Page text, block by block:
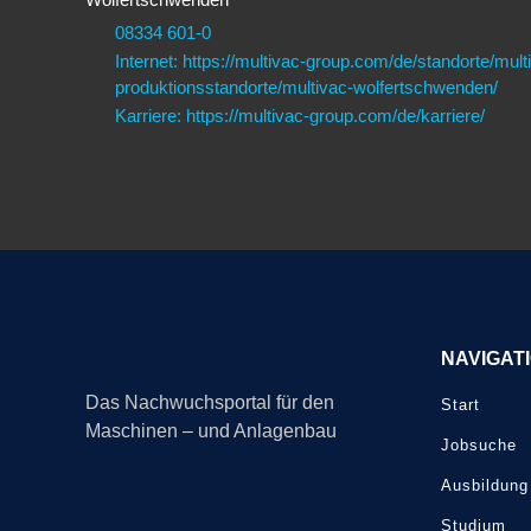
08334 601-0
Internet: https://multivac-group.com/de/standorte/
produktionsstandorte/multivac-wolfertschwenden/
Karriere: https://multivac-group.com/de/karriere/
Das Nachwuchsportal für den
Maschinen – und Anlagenbau
Start
Jobsuche
Ausbildung
Studium